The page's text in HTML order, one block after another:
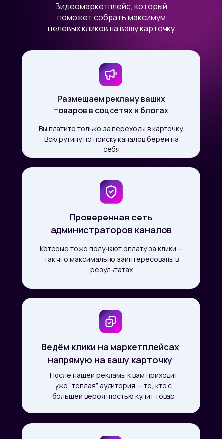
Видеомаркетплейс, который
поможет собрать максимум
целевых кликов на вашу карточку
Размещаем рекламу ваших
товаров в соцсетях и блогах
Ведём клики на маркетплейсах
напрямую на вашу карточку
Проверенная сеть
администраторов каналов
Вы платите только за переходы в карточку.
Всю рутину по поиску каналов берем на
себя
После нашей рекламы к вам приходит
уже “теплая” аудитория — те, кто с
большей вероятностью купит товар
Которые тоже получают оплату за клики —
так что максимально заинтересованы в
результатах